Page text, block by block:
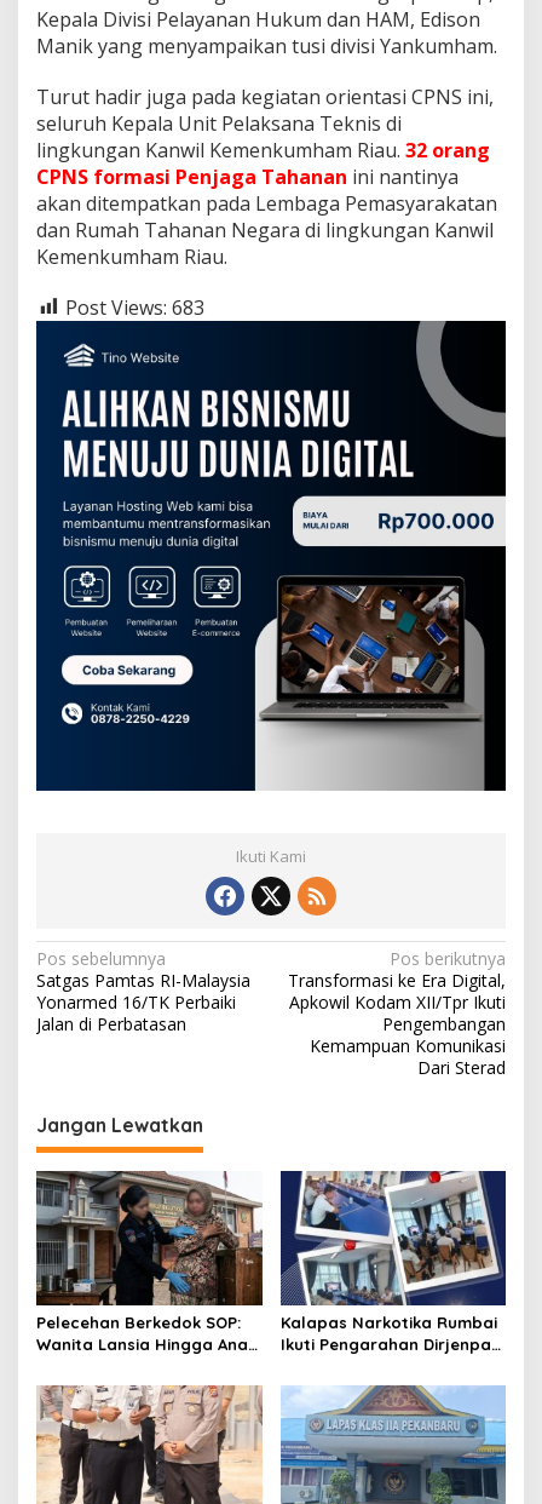
Kepala Divisi Pelayanan Hukum dan HAM, Edison
Manik yang menyampaikan tusi divisi Yankumham.
Turut hadir juga pada kegiatan orientasi CPNS ini,
seluruh Kepala Unit Pelaksana Teknis di
lingkungan Kanwil Kemenkumham Riau. 32 orang
CPNS formasi Penjaga Tahanan ini nantinya
akan ditempatkan pada Lembaga Pemasyarakatan
dan Rumah Tahanan Negara di lingkungan Kanwil
Kemenkumham Riau.
Post Views: 683
Ikuti Kami
N
a
v
a
s
i
p
o
s
Pos sebelumnya
Satgas Pamtas RI-Malaysia
Yonarmed 16/TK Perbaiki
Jalan di Perbatasan
Pos berikutnya
Transformasi ke Era Digital,
Apkowil Kodam XII/Tpr Ikuti
Pengembangan
Kemampuan Komunikasi
Dari Sterad
Jangan Lewatkan
Pelecehan Berkedok SOP:
Wanita Lansia Hingga Anak
Andrianto Desak Segera
Copot Kalapas!
Kalapas Narkotika Rumbai
Ikuti Pengarahan Dirjenpas,
dan Persiapan Remisi 17
Agustus